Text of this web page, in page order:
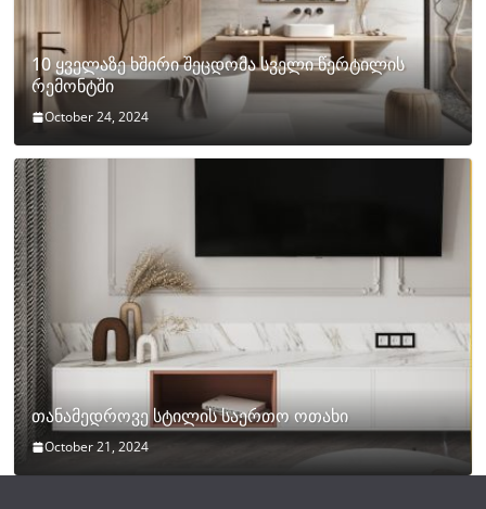
10 ყველაზე ხშირი შეცდომა სველი წერტილის
რემონტში
October 24, 2024
თანამედროვე სტილის საერთო ოთახი
October 21, 2024